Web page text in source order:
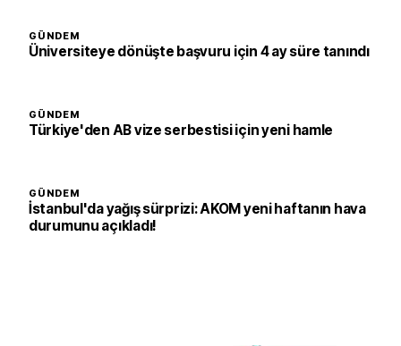
GÜNDEM
Üniversiteye dönüşte başvuru için 4 ay süre tanındı
GÜNDEM
Türkiye'den AB vize serbestisi için yeni hamle
GÜNDEM
İstanbul'da yağış sürprizi: AKOM yeni haftanın hava
durumunu açıkladı!